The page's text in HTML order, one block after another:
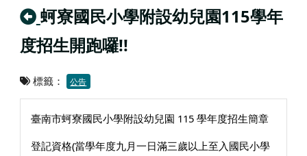
回上頁
蚵寮國民小學附設幼兒園115學年
度招生開跑囉!!
標籤： 公告
臺南市蚵寮國民小學附設幼兒園 115 學年度招生簡章
登記資格(當學年度九月一日滿三歲以上至入國民小學